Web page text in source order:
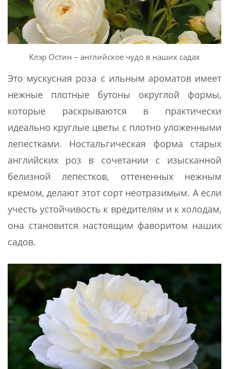
Клэр Остин – английское чудо в наших садах
Это мускусная роза с ильным ароматов имеет
нежные плотные бутоны округлой формы,
которые раскрываются в практически
идеально круглые цветы с плотно уложенными
лепестками. Ностальгическая форма старых
английских роз в сочетании с изысканной
белизной лепестков, оттененных нежным
кремом, делают этот сорт неотразимым. А если
учесть устойчивость к вредителям и к холодам,
она становится настоящим фаворитом наших
садов.